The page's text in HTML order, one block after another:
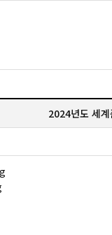
2024년도 세